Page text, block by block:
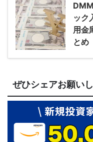
ック
用金
とめ
ぜひシェアお願い